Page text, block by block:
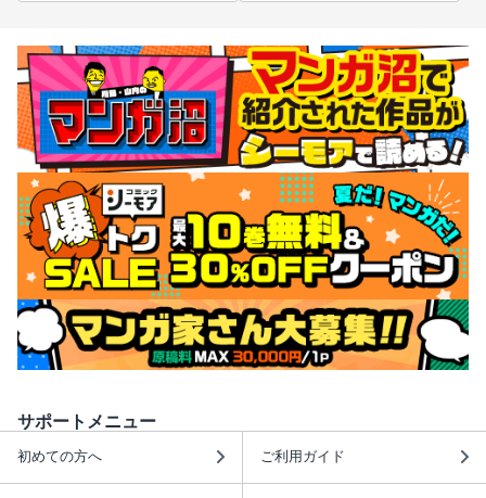
サポートメニュー
初めての方へ ご利用ガイド